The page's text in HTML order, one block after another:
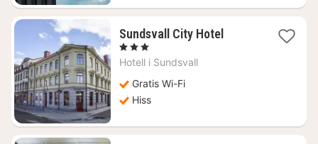
Sundsvall City Hotel1
, 3 Stjärnor
Hotell i Sundsvall
Gratis Wi-Fi
Hiss